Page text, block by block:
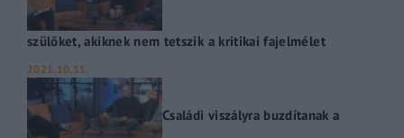
szülőket, akiknek nem tetszik a kritikai fajelmélet
2021.10.11.
Családi viszályra buzdítanak a